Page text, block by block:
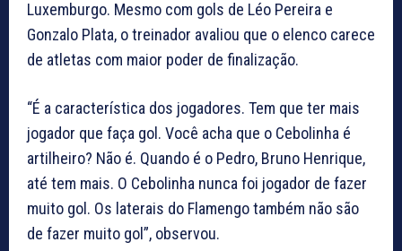
Luxemburgo. Mesmo com gols de Léo Pereira e
Gonzalo Plata, o treinador avaliou que o elenco carece
de atletas com maior poder de finalização.
“É a característica dos jogadores. Tem que ter mais
jogador que faça gol. Você acha que o Cebolinha é
artilheiro? Não é. Quando é o Pedro, Bruno Henrique,
até tem mais. O Cebolinha nunca foi jogador de fazer
muito gol. Os laterais do Flamengo também não são
de fazer muito gol”, observou.